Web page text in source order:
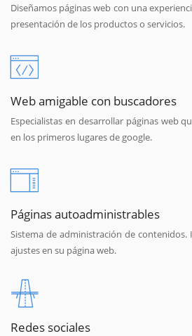
Diseñamos páginas web con una
presentación de los productos o servicios.
Web amigable con buscadores
Especialistas en desarrollar páginas web
en los primeros lugares de google.
Páginas autoadministrables
Sistema de administración de contenidos.
ajustes en su página web.
Redes sociales